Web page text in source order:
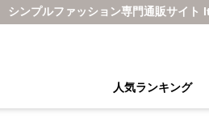
シンプルファッション専門通販サイト
人気ランキング